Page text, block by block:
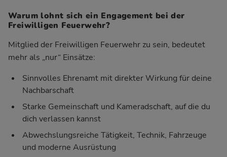
Warum lohnt sich ein Engagement bei der
Freiwilligen Feuerwehr?
Mitglied der Freiwilligen Feuerwehr zu sein, bedeutet
mehr als „nur“ Einsätze:
Sinnvolles Ehrenamt mit direkter Wirkung für deine
Nachbarschaft
Starke Gemeinschaft und Kameradschaft, auf die du
dich verlassen kannst
Abwechslungsreiche Tätigkeit, Technik, Fahrzeuge
und moderne Ausrüstung